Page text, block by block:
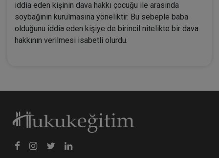
iddia eden kişinin dava hakkı çocuğu ile arasında
soybağının kurulmasına yöneliktir. Bu sebeple baba
olduğunu iddia eden kişiye de birincil nitelikte bir dava
hakkının verilmesi isabetli olurdu.